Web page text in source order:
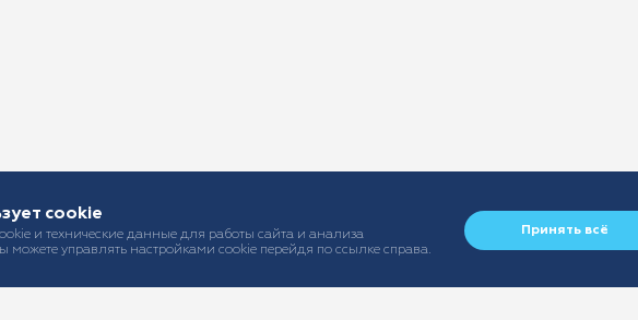
cookie
и технические данные для работы сайта и анализа
можете управлять настройками cookie перейдя по ссылке справа.
Принять всё